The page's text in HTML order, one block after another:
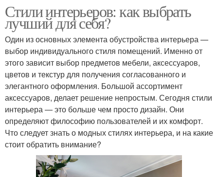
Стили интерьеров: как выбрать
лучший для себя?
Один из основных элемента обустройства интерьера —
выбор индивидуального стиля помещений. Именно от
этого зависит выбор предметов мебели, аксессуаров,
цветов и текстур для получения согласованного и
элегантного оформления. Большой ассортимент
аксессуаров, делает решение непростым. Сегодня стили
интерьера — это больше чем просто дизайн. Они
определяют философию пользователей и их комфорт.
Что следует знать о модных стилях интерьера, и на какие
стоит обратить внимание?